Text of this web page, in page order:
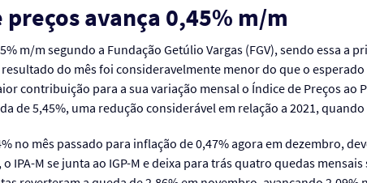
avança 0,45% m/m
m/m segundo a Fundação Getúlio Vargas (FGV), sendo essa a
do mês foi consideravelmente menor do que o
contribuição para a sua variação mensal o Índice de Preços ao
de 5,45%, uma redução considerável em relação a 2021,
no mês passado para inflação de 0,47% agora em dezembro,
IPA-M se junta ao IGP-M e deixa para trás quatro quedas